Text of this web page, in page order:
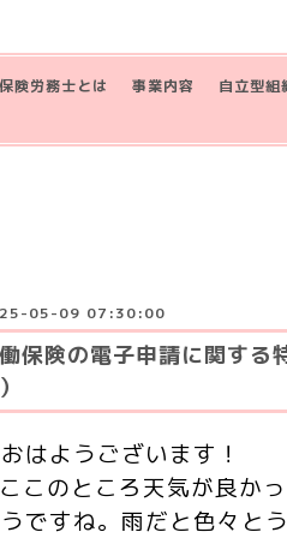
険労務士とは 事業内容 自立型組
05-09 07:30:00
保険の電子申請に関する
はようございます！
このところ天気が良か
ですね。雨だと色々と